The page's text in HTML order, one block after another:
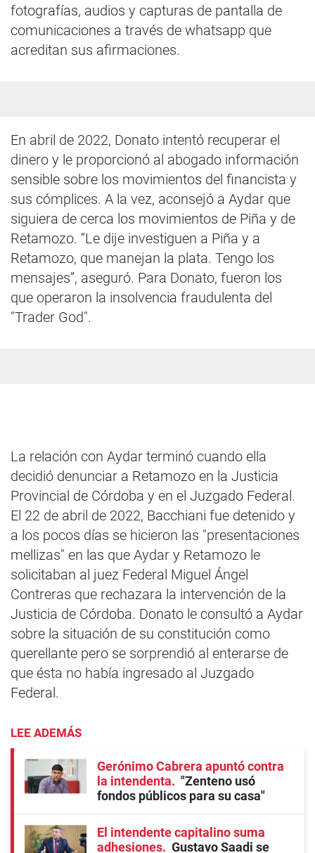
fotografías, audios y capturas de pantalla de
comunicaciones a través de whatsapp que
acreditan sus afirmaciones.
En abril de 2022, Donato intentó recuperar el
dinero y le proporcionó al abogado información
sensible sobre los movimientos del financista y
sus cómplices. A la vez, aconsejó a Aydar que
siguiera de cerca los movimientos de Piña y de
Retamozo. “Le dije investiguen a Piña y a
Retamozo, que manejan la plata. Tengo los
mensajes”, aseguró. Para Donato, fueron los
que operaron la insolvencia fraudulenta del
"Trader God".
La relación con Aydar terminó cuando ella
decidió denunciar a Retamozo en la Justicia
Provincial de Córdoba y en el Juzgado Federal.
El 22 de abril de 2022, Bacchiani fue detenido y
a los pocos días se hicieron las "presentaciones
mellizas" en las que Aydar y Retamozo le
solicitaban al juez Federal Miguel Ángel
Contreras que rechazara la intervención de la
Justicia de Córdoba. Donato le consultó a Aydar
sobre la situación de su constitución como
querellante pero se sorprendió al enterarse de
que ésta no había ingresado al Juzgado
Federal.
LEE ADEMÁS
Gerónimo Cabrera apuntó contra
la intendenta
"Zenteno usó
fondos públicos para su casa"
El intendente capitalino suma
adhesiones
Gustavo Saadi se